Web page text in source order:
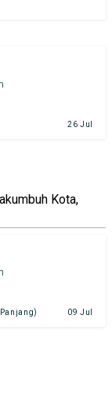
26 Jul
Kota,
09 Jul